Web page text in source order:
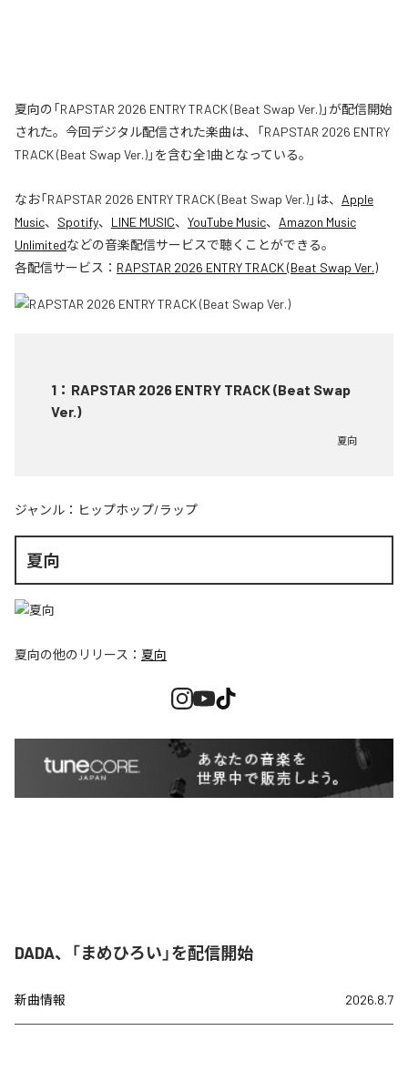
夏向の「RAPSTAR 2026 ENTRY TRACK (Beat Swap Ver.)」が配信開始
された。今回デジタル配信された楽曲は、「RAPSTAR 2026 ENTRY
TRACK (Beat Swap Ver.)」を含む全1曲となっている。
なお「RAPSTAR 2026 ENTRY TRACK (Beat Swap Ver.)」は、 Apple
Music、 Spotify、 LINE MUSIC、 YouTube Music、 Amazon Music
Unlimitedなどの音楽配信サービスで聴くことができる。
各配信サービス： RAPSTAR 2026 ENTRY TRACK (Beat Swap Ver.)
1 ： RAPSTAR 2026 ENTRY TRACK (Beat Swap
Ver.)
夏向
ジャンル： ヒップホップ/ラップ
夏向
夏向の他のリリース： 夏向
DADA、「まめひろい」を配信開始
新曲情報 2026.8.7